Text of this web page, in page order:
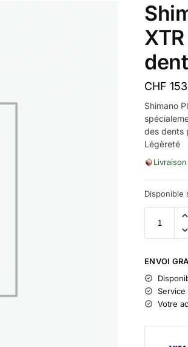
CHF
Shimano
des dents
Légèreté
Disponible
ENVOI
Votre